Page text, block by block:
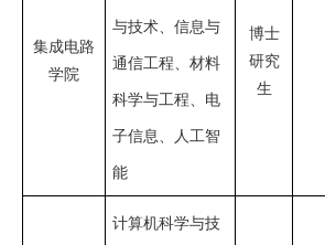
集成电路
学院
与技术、信息与
通信工程、材料
科学与工程、电
子信息、人工智
能
博士
研究
生
计算机科学与技